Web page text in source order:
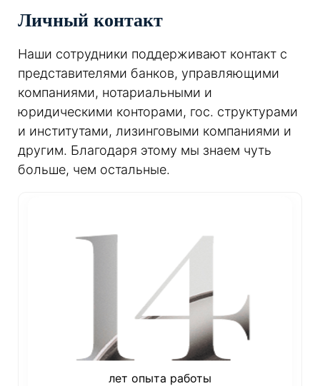
Личный контакт
Наши сотрудники поддерживают контакт с
представителями банков, управляющими
компаниями, нотариальными и
юридическими конторами, гос. структурами
и институтами, лизинговыми компаниями и
другим. Благодаря этому мы знаем чуть
больше, чем остальные.
лет опыта работы